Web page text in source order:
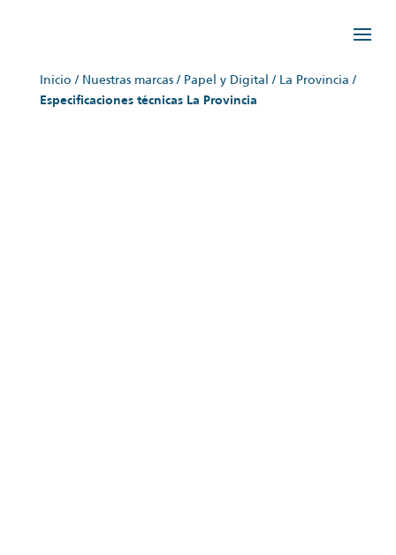
Inicio / Nuestras marcas/ Papel y Digital / La Provincia /
Especificaciones técnicas La Provincia